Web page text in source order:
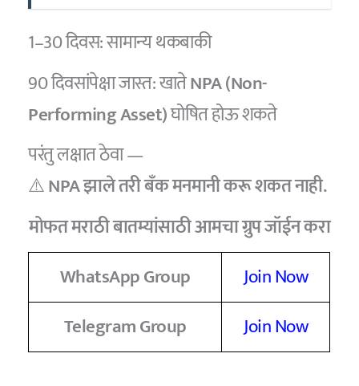
1–30 दिवस: सामान्य थकबाकी
90 दिवसांपेक्षा जास्त: खातेNPA (Non-
Performing Asset)घोषित होऊ शकते
परंतु लक्षात ठेवा —
⚠️NPA झाले तरी बँक मनमानी करू शकत नाही.
मोफत मराठी बातम्यांसाठी आमचा ग्रुप जॉईन करा
WhatsApp Group
Join Now
Telegram Group
Join Now